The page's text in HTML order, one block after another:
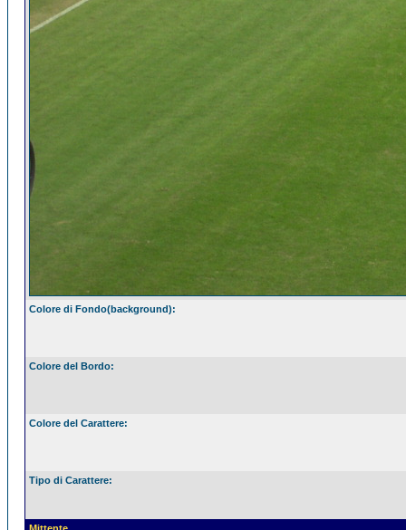
Colore di Fondo(background):
Colore del Bordo:
Colore del Carattere:
Tipo di Carattere: